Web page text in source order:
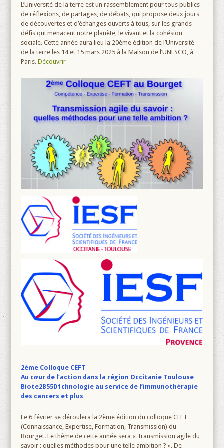
L’Université de la terre est un rassemblement pour tous publics
de réflexions, de partages, de débats, qui propose deux jours
de découvertes et d’échanges ouverts à tous, sur les grands
défis qui menacent notre planète, le vivant et la cohésion
sociale. Cette année aura lieu la 20ème édition de l’Université
de la terre les 14 et 15 mars 2025 à la Maison de l’UNESCO, à
Paris.Découvrir
2ème Colloque CEFT
Au cœur de l’action dans la région Occitanie Toulouse
Biote2B55D1chnologie au service de l’immunothérapie
des cancers et plus
Le 6 février se déroulera la 2ème édition du colloque CEFT
(Connaissance, Expertise, Formation, Transmission) du
Bourget. Le thème de cette année sera « Transmission agile du
savoir : quelles méthodes pour une telle ambition ? ». De